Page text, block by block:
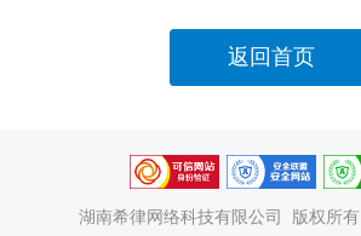
返回首页
湖南希律网络科技有限公司
版权所